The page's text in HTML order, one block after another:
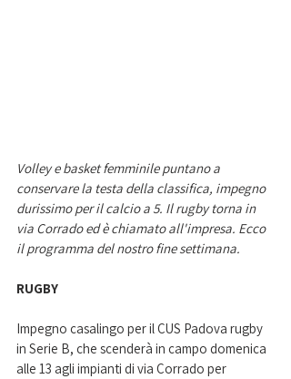
Volley e basket femminile puntano a
conservare la testa della classifica, impegno
durissimo per il calcio a 5. Il rugby torna in
via Corrado ed è chiamato all'impresa. Ecco
il programma del nostro fine settimana.
RUGBY
Impegno casalingo per il CUS Padova rugby
in Serie B, che scenderà in campo domenica
alle 13 agli impianti di via Corrado per